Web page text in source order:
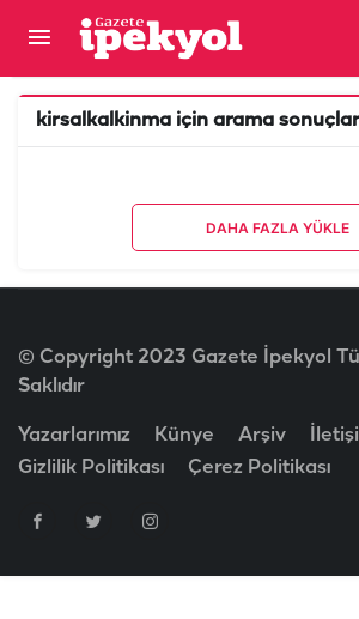
kirsalkalkinma için arama
DAHA FAZLA YÜKLE
© Copyright 2023 Gazete İpekyol
Saklıdır
Yazarlarımız Künye Arşiv
Gizlilik Politikası
Çerez Politikası